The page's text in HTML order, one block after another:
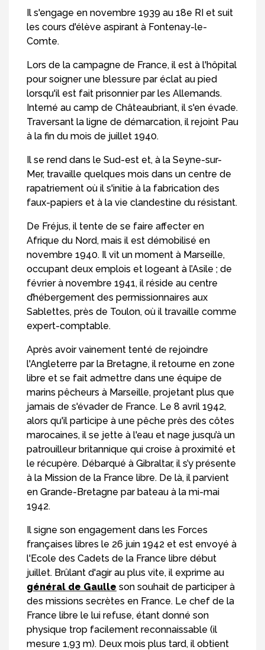
Il s'engage en novembre 1939 au 18e RI et suit
les cours d'élève aspirant à Fontenay-le-
Comte.
Lors de la campagne de France, il est à l'hôpital
pour soigner une blessure par éclat au pied
lorsqu'il est fait prisonnier par les Allemands.
Interné au camp de Châteaubriant, il s'en évade.
Traversant la ligne de démarcation, il rejoint Pau
à la fin du mois de juillet 1940.
Il se rend dans le Sud-est et, à la Seyne-sur-
Mer, travaille quelques mois dans un centre de
rapatriement où il s'initie à la fabrication des
faux-papiers et à la vie clandestine du résistant.
De Fréjus, il tente de se faire affecter en
Afrique du Nord, mais il est démobilisé en
novembre 1940. Il vit un moment à Marseille,
occupant deux emplois et logeant à l’Asile ; de
février à novembre 1941, il réside au centre
d’hébergement des permissionnaires aux
Sablettes, près de Toulon, où il travaille comme
expert-comptable.
Après avoir vainement tenté de rejoindre
l'Angleterre par la Bretagne, il retourne en zone
libre et se fait admettre dans une équipe de
marins pêcheurs à Marseille, projetant plus que
jamais de s'évader de France. Le 8 avril 1942,
alors qu'il participe à une pêche près des côtes
marocaines, il se jette à l'eau et nage jusqu’à un
patrouilleur britannique qui croise à proximité et
le récupère. Débarqué à Gibraltar, il s’y présente
à la Mission de la France libre. De là, il parvient
en Grande-Bretagne par bateau à la mi-mai
1942.
Il signe son engagement dans les Forces
françaises libres le 26 juin 1942 et est envoyé à
l'Ecole des Cadets de la France libre début
juillet. Brûlant d'agir au plus vite, il exprime au
général de Gaulle son souhait de participer à
des missions secrètes en France. Le chef de la
France libre le lui refuse, étant donné son
physique trop facilement reconnaissable (il
mesure 1,93 m). Deux mois plus tard, il obtient